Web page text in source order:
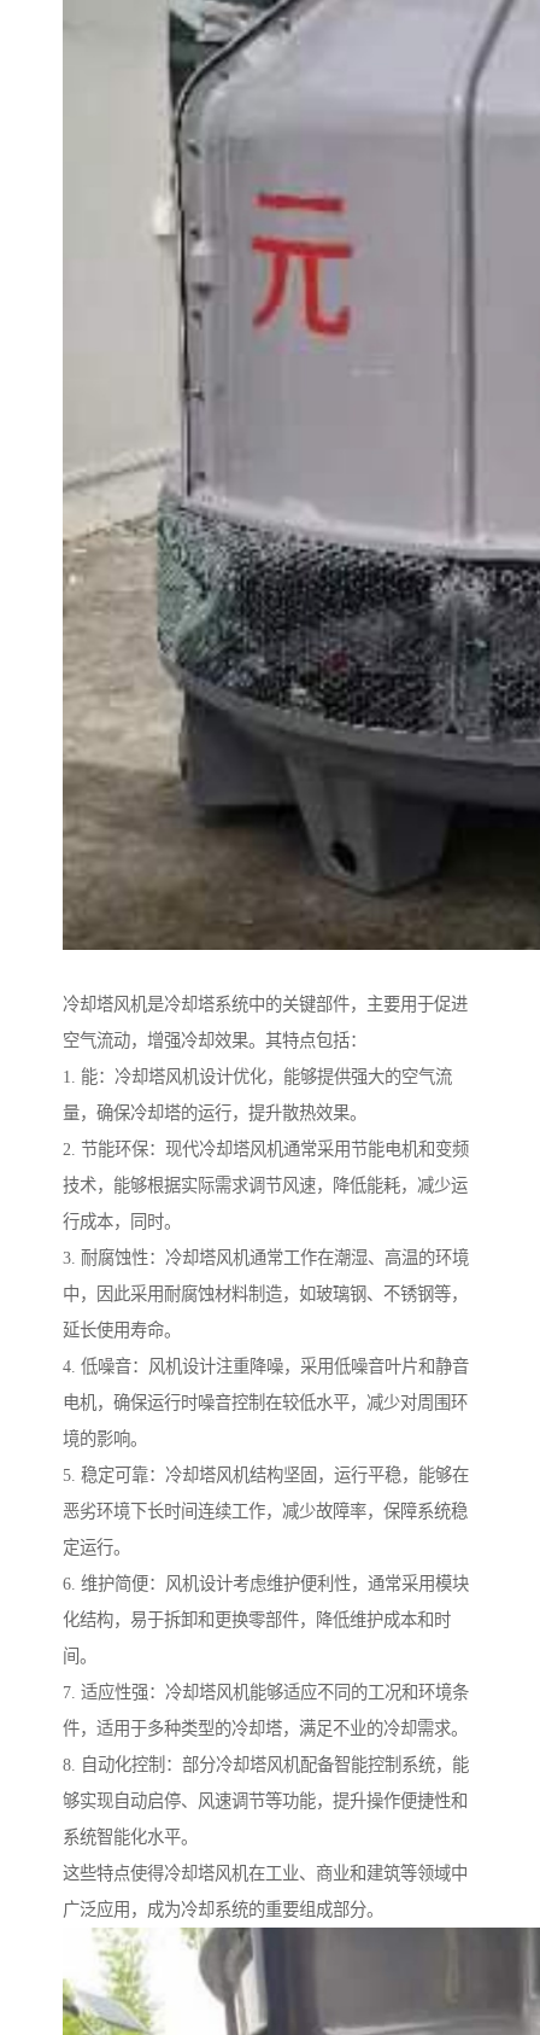
冷却塔风机是冷却塔系统中的关键部件，主要用于促进
空气流动，增强冷却效果。其特点包括：
1. 能：冷却塔风机设计优化，能够提供强大的空气流
量，确保冷却塔的运行，提升散热效果。
2. 节能环保：现代冷却塔风机通常采用节能电机和变频
技术，能够根据实际需求调节风速，降低能耗，减少运
行成本，同时。
3. 耐腐蚀性：冷却塔风机通常工作在潮湿、高温的环境
中，因此采用耐腐蚀材料制造，如玻璃钢、不锈钢等，
延长使用寿命。
4. 低噪音：风机设计注重降噪，采用低噪音叶片和静音
电机，确保运行时噪音控制在较低水平，减少对周围环
境的影响。
5. 稳定可靠：冷却塔风机结构坚固，运行平稳，能够在
恶劣环境下长时间连续工作，减少故障率，保障系统稳
定运行。
6. 维护简便：风机设计考虑维护便利性，通常采用模块
化结构，易于拆卸和更换零部件，降低维护成本和时
间。
7. 适应性强：冷却塔风机能够适应不同的工况和环境条
件，适用于多种类型的冷却塔，满足不业的冷却需求。
8. 自动化控制：部分冷却塔风机配备智能控制系统，能
够实现自动启停、风速调节等功能，提升操作便捷性和
系统智能化水平。
这些特点使得冷却塔风机在工业、商业和建筑等领域中
广泛应用，成为冷却系统的重要组成部分。